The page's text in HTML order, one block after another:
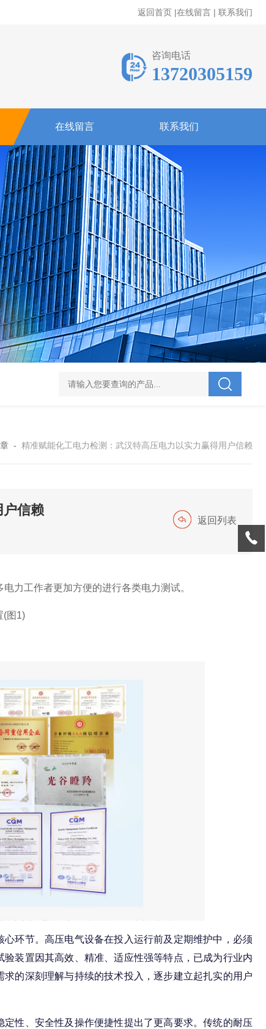
返回首页 |在线留言 | 联系我们
咨询电话
13720305159
在线留言 联系我们
电力综合试验车 UHV-701 级差配合测试仪 UHV-646 全自动水溶
- 精准赋能化工电力检测：武汉特高压电力以实力赢得用户信赖
信赖
返回列表
电力工作者更加方便的进行各类电力测试。
环节。高压电气设备在投入运行前及定期维护中，必须
装置因其高效、精准、适应性强等特点，已成为行业内
的深刻理解与持续的技术投入，逐步建立起扎实的用户
性、安全性及操作便捷性提出了更高要求。传统的耐压